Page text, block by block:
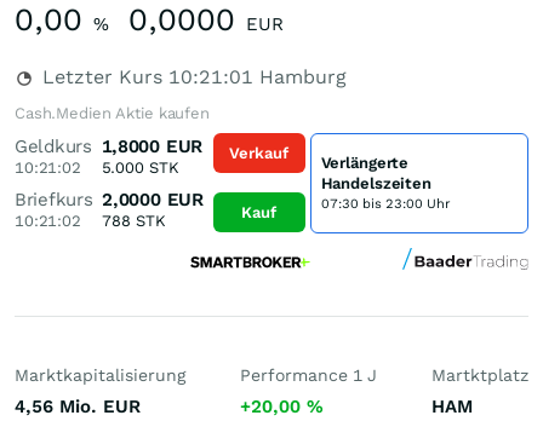
0,00 % 0,0000 EUR
Letzter Kurs 10:21:01 Hamburg
Cash.Medien Aktie kaufen
Geldkurs
10:21:02
1,8000 EUR
5.000STK
Briefkurs
10:21:02
2,0000 EUR
788 STK
Verkauf
Kauf
Verlängerte
Handelszeiten
07:30 bis 23:00 Uhr
Marktkapitalisierung
4,56 Mio. EUR
Performance 1 J
+20,00 %
Martktplatz
HAM